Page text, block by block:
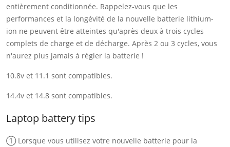
entièrement conditionnée. Rappelez-vous que les
performances et la longévité de la nouvelle batterie lithium-
ion ne peuvent être atteintes qu'après deux à trois cycles
complets de charge et de décharge. Après 2 ou 3 cycles, vous
n'aurez plus jamais à régler la batterie !
10.8v et 11.1 sont compatibles.
14.4v et 14.8 sont compatibles.
Laptop battery tips
① Lorsque vous utilisez votre nouvelle batterie pour la